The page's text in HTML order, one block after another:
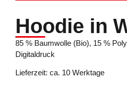
Hoodie in
85 % Baumwolle (Bio), 15 %
Digitaldruck
Lieferzeit: ca. 10 Werktage